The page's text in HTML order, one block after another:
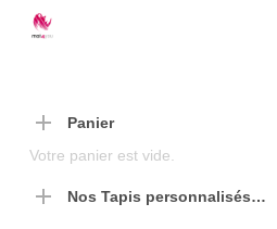
Panier
Votre panier est vide.
Nos Tapis personnalisés…